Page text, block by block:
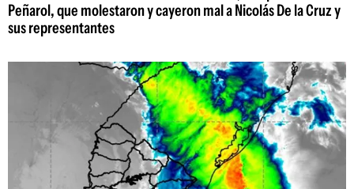
Peñarol, que molestaron y cayeron mal a Nicolás De la Cruz y
sus representantes